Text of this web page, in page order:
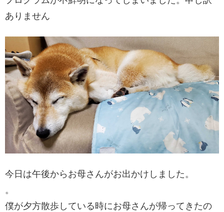
ありません
今日は午後からお母さんがお出かけしました。
。
僕が夕方散歩している時にお母さんが帰ってきたの